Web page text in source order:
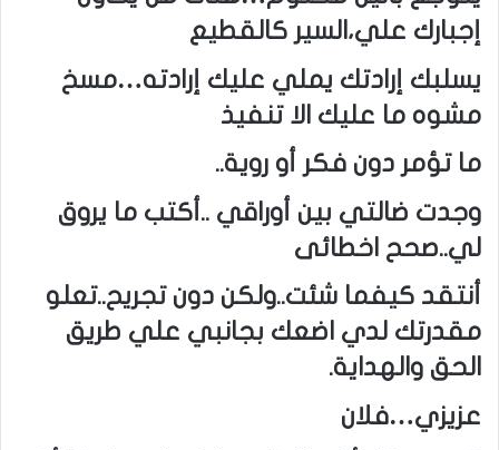
إجبارك علي،السير كالقطيع
يسلبك إرادتك يملي عليك إرادته…مسخ
مشوه ما عليك الا تنفيذ
ما تؤمر دون فكر أو روية..
وجدت ضالتي بين أوراقي ..أكتب ما يروق
لي..صحح اخطائى
أنتقد كيفما شئت..ولكن دون تجريح..تعلو
مقدرتك لدي اضعك بجانبي علي طريق
الحق والهداية.
عزيزي…فلان